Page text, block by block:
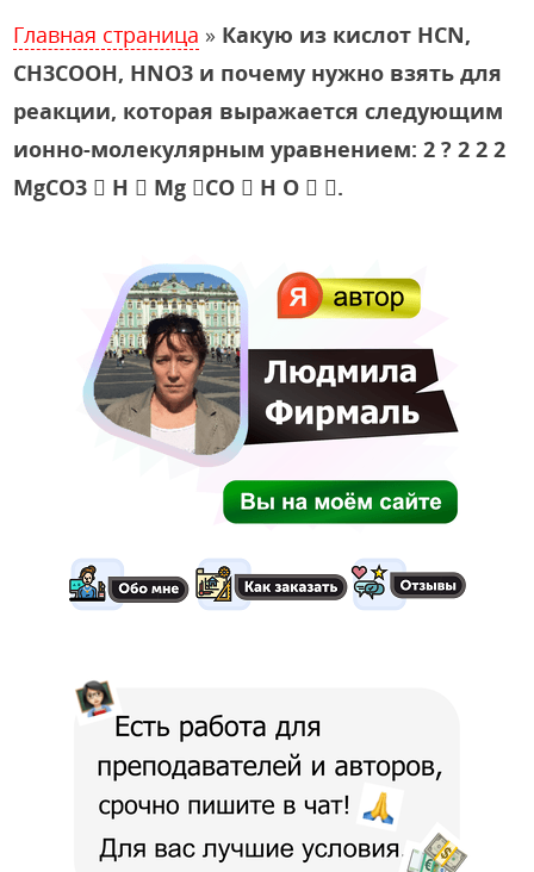
Главная страница » Какую из кислот HCN,
CH3COOH, HNO3 и почему нужно взять для
реакции, которая выражается следующим
ионно-молекулярным уравнением: 2 ? 2 2 2
MgCO3  H  Mg CO  H O  .